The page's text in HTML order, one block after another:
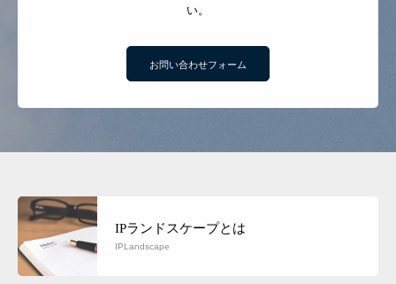
い。
お問い合わせフォーム
IPランドスケープとは
IPLandscape